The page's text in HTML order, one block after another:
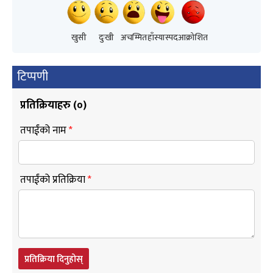
खुसी दुःखी अचम्मितहाँस्यास्पदआक्रोशित
टिप्पणी
प्रतिक्रियाहरु (०)
तपाईंको नाम*
तपाईंको प्रतिक्रिया*
प्रतिक्रिया दिनुहोस्